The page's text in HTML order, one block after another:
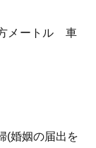
メートル 車
(婚姻の届出を